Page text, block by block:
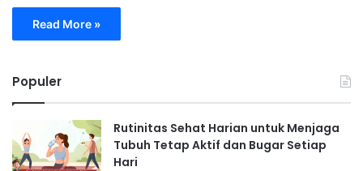
Read More »
Populer
Rutinitas Sehat Harian untuk Menjaga
Tubuh Tetap Aktif dan Bugar Setiap
Hari